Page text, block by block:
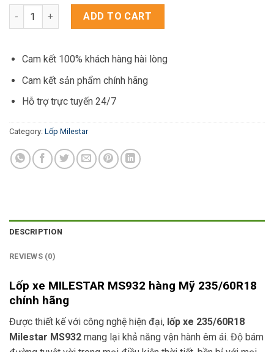
Lốp xe Milestar MS932 hàng Mỹ 235/60R18 quantity
ADD TO CART
Cam kết 100% khách hàng hài lòng
Cam kết sản phẩm chính hãng
Hỗ trợ trực tuyến 24/7
Category: Lốp Milestar
DESCRIPTION
REVIEWS (0)
Lốp xe MILESTAR MS932 hàng Mỹ 235/60R18
chính hãng
Được thiết kế với công nghệ hiện đại, lốp xe 235/60R18
Milestar MS932 mang lại khả năng vận hành êm ái. Độ bám